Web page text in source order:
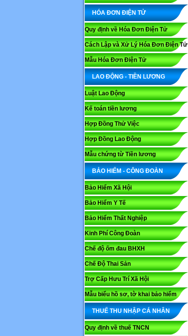
HÓA ĐƠN ĐIỆN TỬ
Quy định về Hóa Đơn Điện Tử
Cách Lập và Xử Lý Hóa Đơn Điện Tử
Mẫu Hóa Đơn Điện Tử
LAO ĐỘNG - TIỀN LƯƠNG
Luật Lao Động
Kế toán tiền lương
Hợp Đồng Thử Việc
Hợp Đồng Lao Động
Mẫu chứng từ Tiền lương
BẢO HIỂM - CÔNG ĐOÀN
Bảo Hiểm Xã Hội
Bảo Hiểm Y Tế
Bảo Hiểm Thất Nghiệp
Kinh Phí Công Đoàn
Chế độ ốm đau BHXH
Chế Độ Thai Sản
Trợ Cấp Hưu Trí Xã Hội
Mẫu biểu hồ sơ, tờ khai bảo hiểm
THUẾ THU NHẬP CÁ NHÂN
Quy định về thuế TNCN